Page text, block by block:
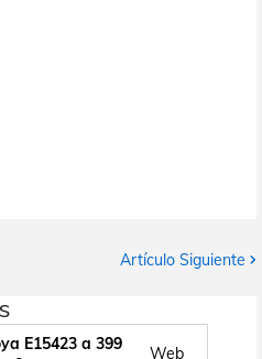
Artículo Siguiente
E15423 a 399
Web